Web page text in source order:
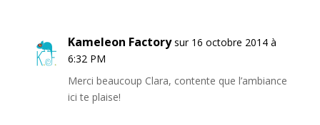
Kameleon Factory sur 16 octobre 2014 à
6:32 PM
Merci beaucoup Clara, contente que l’ambiance
ici te plaise!